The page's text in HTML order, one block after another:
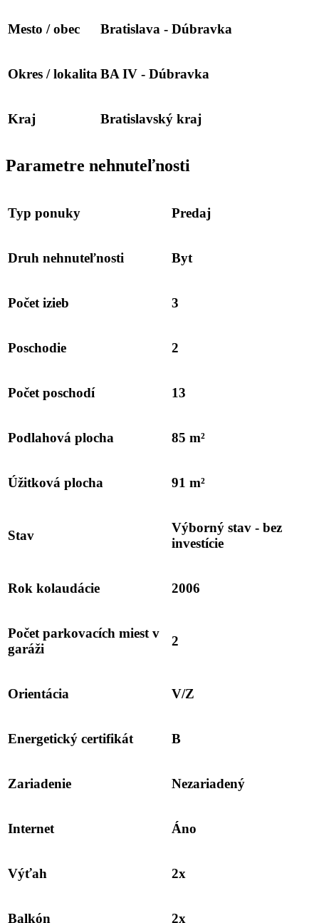
Mesto / obec Bratislava - Dúbravka
Okres / lokalita BA IV - Dúbravka
Kraj Bratislavský kraj
Parametre nehnuteľnosti
Typ ponuky Predaj
Druh nehnuteľnosti Byt
Počet izieb 3
Poschodie 2
Počet poschodí 13
Podlahová plocha 85 m²
Úžitková plocha 91 m²
Stav
Výborný stav - bez
investície
Rok kolaudácie 2006
Počet parkovacích miest v
garáži
2
Orientácia V/Z
Energetický certifikát B
Zariadenie Nezariadený
Internet Áno
Výťah 2x
Balkón 2x